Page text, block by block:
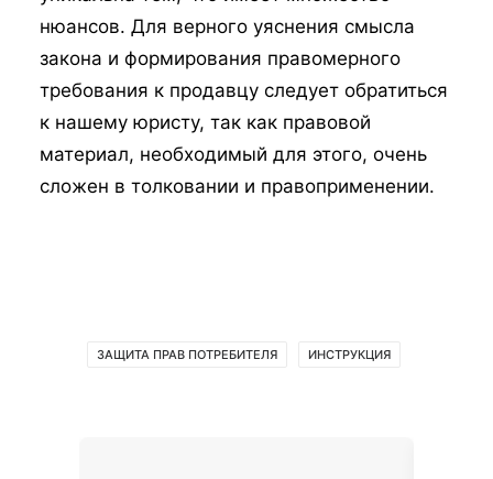
нюансов. Для верного уяснения смысла
закона и формирования правомерного
требования к продавцу следует обратиться
к нашему юристу, так как правовой
материал, необходимый для этого, очень
сложен в толковании и правоприменении.
ЗАЩИТА ПРАВ ПОТРЕБИТЕЛЯ ИНСТРУКЦИЯ